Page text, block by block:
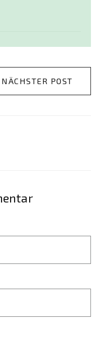
NÄCHSTER POST